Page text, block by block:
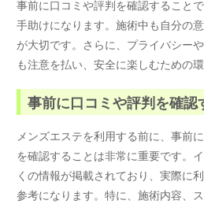
事前に口コミや評判を確認すること
手助けになります。施術中も自分の
が大切です。さらに、プライバシー
も注意を払い、安全に楽しむための
事前に口コミや評判を確認
メンズエステを利用する前に、事前
を確認することは非常に重要です。
くの情報が掲載されており、実際に
参考になります。特に、施術内容、